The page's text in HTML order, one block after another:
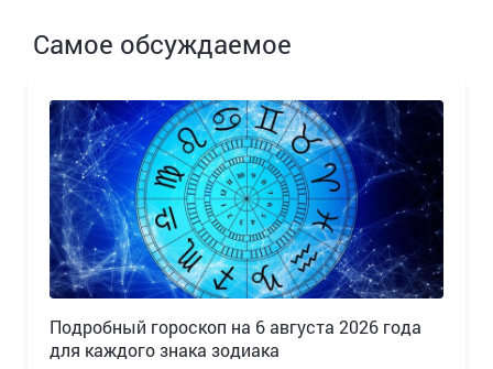
Самое обсуждаемое
Подробный гороскоп на 6 августа 2026 года
для каждого знака зодиака